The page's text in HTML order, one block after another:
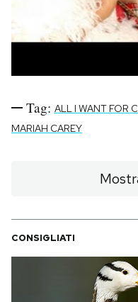
CALENDARIO
Area Personale
Newsletter
Regala il Post
Tag: ALL I WANT FOR
MARIAH CAREY
CONSIGLIATI